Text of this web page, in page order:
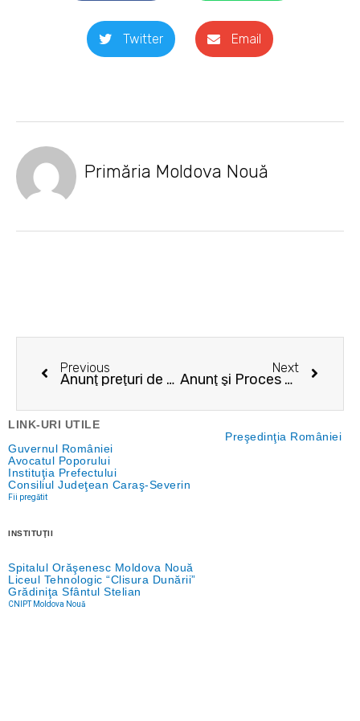
Twitter Email
Primăria Moldova Nouă
Prev
Previous
Anunţ preţuri de vânzare practicate de Direcţia Silvică Caraş-Severin, pentru lemne de foc şi lemn de lucru cu diametru la capătul gros de maximum 24 cm
Next
Anunţ şi Proces verbal pentru îndeplinirea procedurii de comunicare prin publicitate
Next
LINK-URI UTILE
Preşedinţia României
Guvernul României
Avocatul Poporului
Instituţia Prefectului
Consiliul Judeţean Caraş-Severin
Fii pregătit
INSTITUŢII
Spitalul Orăşenesc Moldova Nouă
Liceul Tehnologic “Clisura Dunării”
Grădiniţa Sfântul Stelian
CNIPT Moldova Nouă